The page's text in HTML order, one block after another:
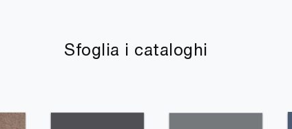
Sfoglia i cataloghi